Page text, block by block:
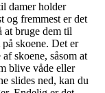
damer holder
og fremmest er det
at bruge dem til
skoene. Det er
skoene, såsom at
blive våde eller
slides ned, kan du